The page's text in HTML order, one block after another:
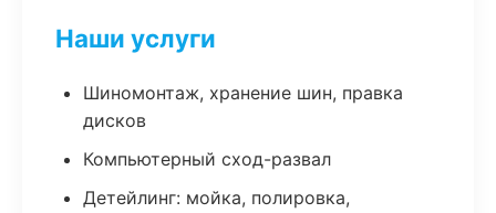
Наши услуги
Шиномонтаж, хранение шин, правка
дисков
Компьютерный сход-развал
Детейлинг: мойка, полировка,